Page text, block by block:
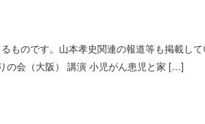
ものです。山本孝史関連の報道等も掲載し
の会（大阪） 講演 小児がん患児と家 […]